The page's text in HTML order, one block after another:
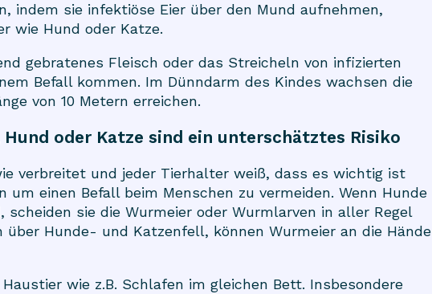
indem sie infektiöse Eier über den Mund aufnehmen,
wie Hund oder Katze.
gebratenes Fleisch oder das Streicheln von infizierten
Befall kommen. Im Dünndarm des Kindes wachsen die
von 10 Metern erreichen.
Hund oder Katze sind ein unterschätztes Risiko
verbreitet und jeder Tierhalter weiß, dass es wichtig ist
einen Befall beim Menschen zu vermeiden. Wenn Hunde
sie die Wurmeier oder Wurmlarven in aller Regel
über Hunde- und Katzenfell, können Wurmeier an die Hände
wie z.B. Schlafen im gleichen Bett. Insbesondere